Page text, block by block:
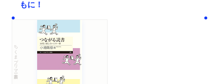
もに！
ちくまプリマー新書